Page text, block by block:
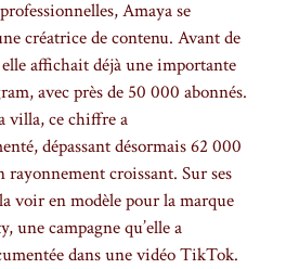
Amaya se
créatrice de contenu. Avant de
affichait déjà une importante
avec près de 50 000 abonnés.
villa, ce chiffre a
dépassant désormais 62 000
rayonnement croissant. Sur ses
voir en modèle pour la marque
une campagne qu’elle a
dans une vidéo TikTok.